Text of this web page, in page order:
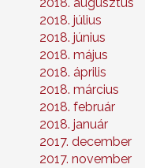
2018. július
2018. június
2018. május
2018. április
2018. március
2018. február
2018. január
2017. december
2017. november